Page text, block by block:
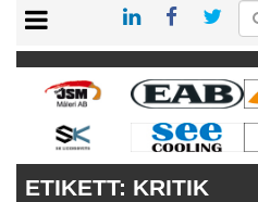
PRENUMERERA
VÅRA ANDRA MAGASIN
ANNONSERA
ETIKETT: KRITIK